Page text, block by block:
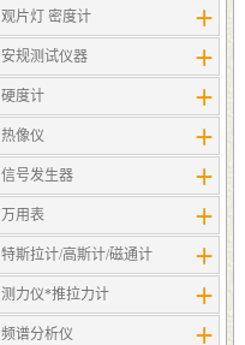
观片灯 密度计
安规测试仪器
硬度计
热像仪
信号发生器
万用表
特斯拉计/高斯计​/磁通计
测力仪*推拉力计
频谱分析仪